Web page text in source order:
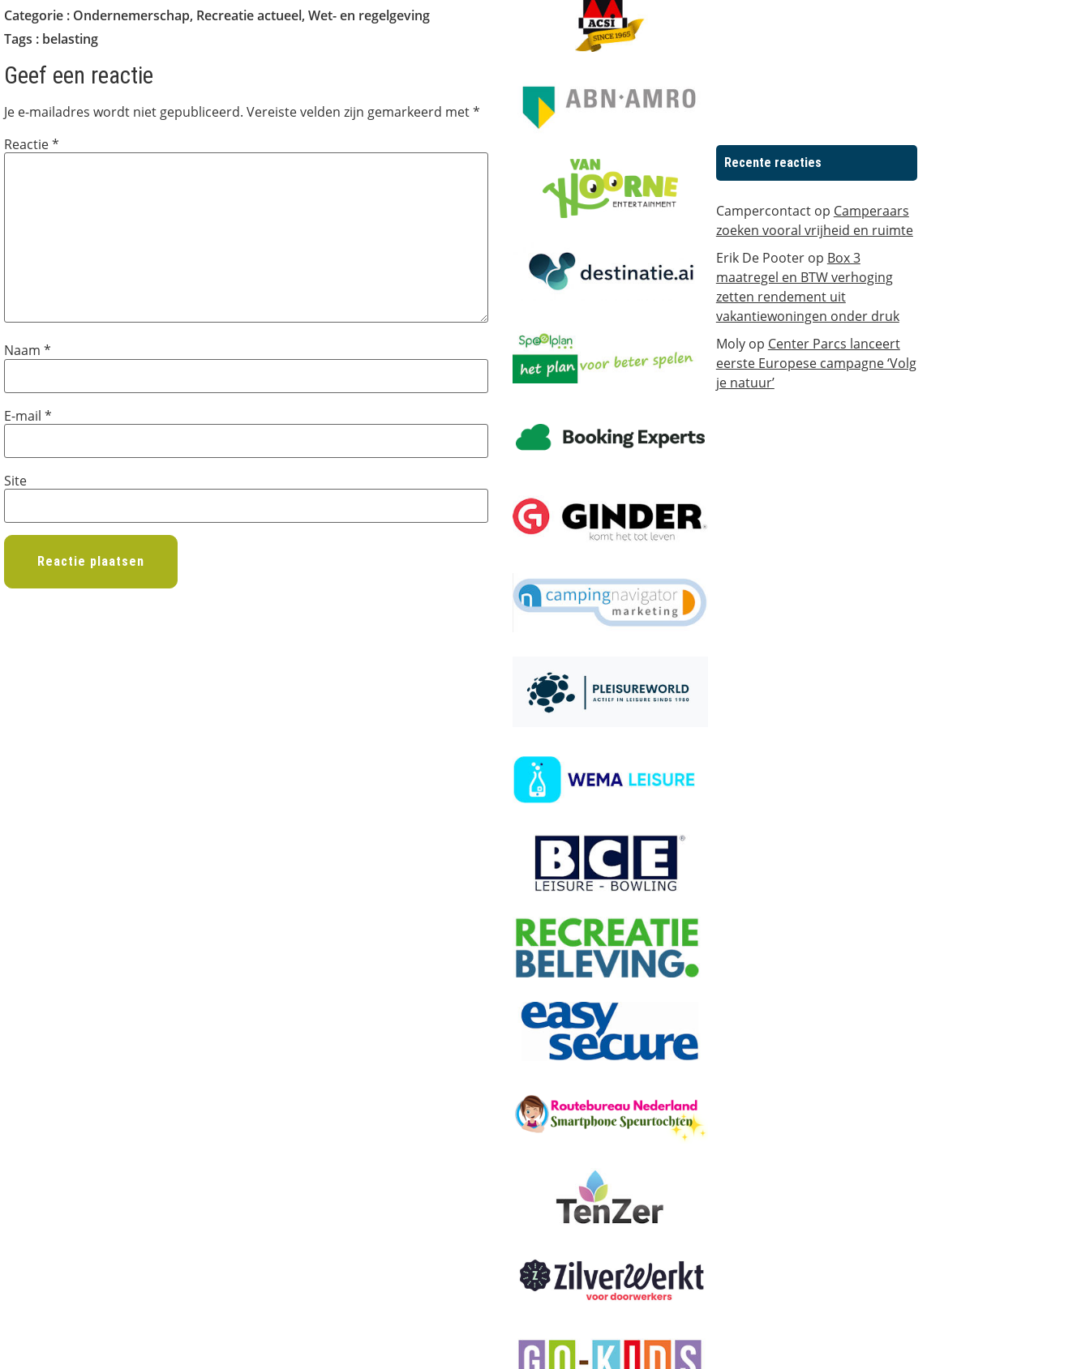
Categorie : Ondernemerschap, Recreatie actueel, Wet- en regelgeving
Tags : belasting
Geef een reactie
Je e-mailadres wordt niet gepubliceerd. Vereiste velden zijn gemarkeerd met*
Reactie*
Naam *
E-mail *
Site
Recente reacties
Campercontactop Camperaars
zoeken vooral vrijheid en ruimte
Erik De Pooterop Box 3
maatregel en BTW verhoging
zetten rendement uit
vakantiewoningen onder druk
Molyop Center Parcs lanceert
eerste Europese campagne ‘Volg
je natuur’